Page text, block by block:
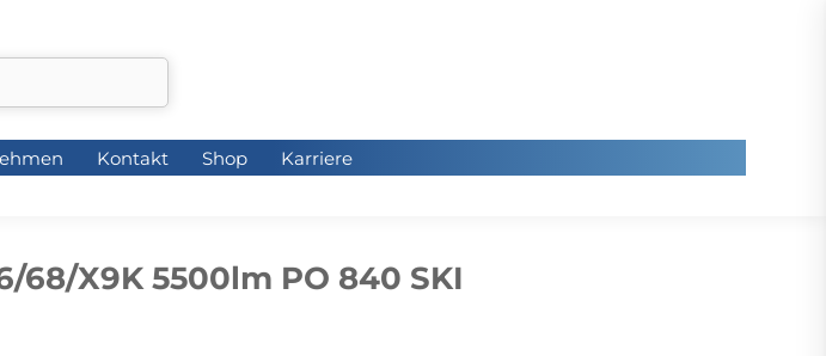
Kontakt Shop Karriere
68/X9K 5500lm PO 840 SKI
Kontakt